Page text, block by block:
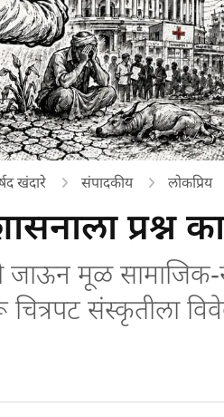
खंदारे संपादकीय लोकप्रिय
प्रश्न का
जाऊन मूळ सामाजिक-
संस्कृतीला